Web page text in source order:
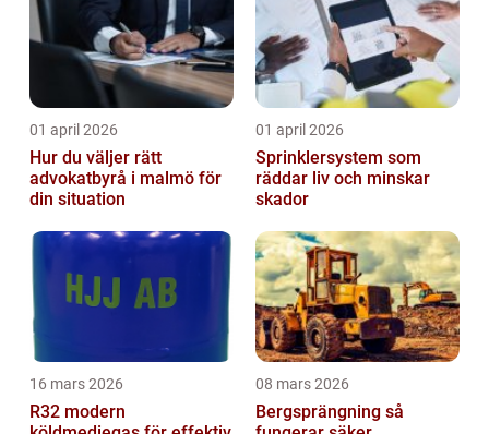
01 april 2026
Hur du väljer rätt
advokatbyrå i malmö för
din situation
01 april 2026
Sprinklersystem som
räddar liv och minskar
skador
16 mars 2026
R32 modern
08 mars 2026
Bergsprängning så